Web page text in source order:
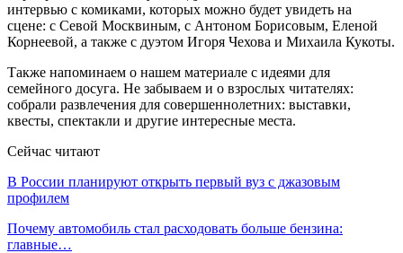
интервью с комиками, которых можно будет увидеть на
сцене: с Севой Москвиным, с Антоном Борисовым, Еленой
Корнеевой, а также с дуэтом Игоря Чехова и Михаила Кукоты.
Также напоминаем о нашем материале с идеями для
семейного досуга. Не забываем и о взрослых читателях:
собрали развлечения для совершеннолетних: выставки,
квесты, спектакли и другие интересные места.
Сейчас читают
В России планируют открыть первый вуз с джазовым
профилем
Почему автомобиль стал расходовать больше бензина:
главные…